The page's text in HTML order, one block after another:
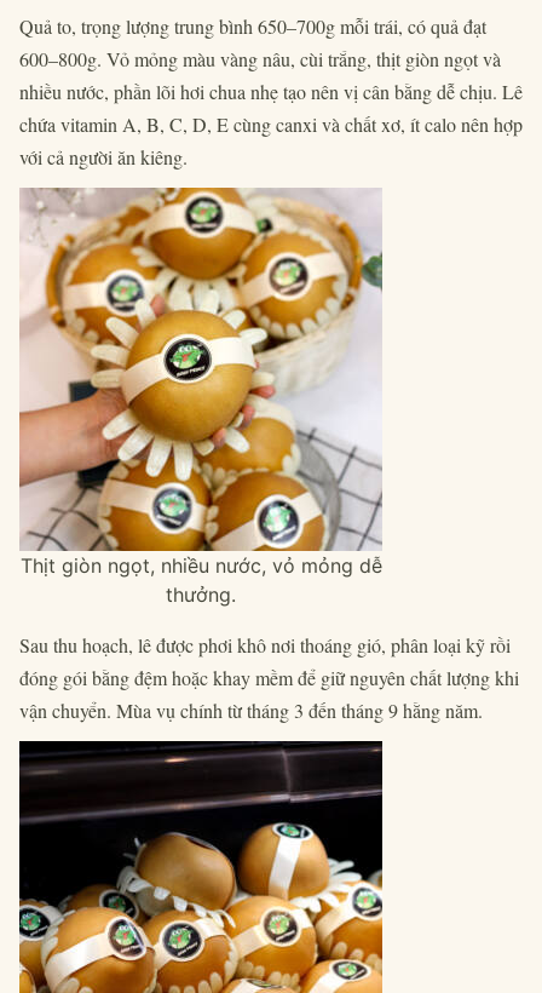
Quả to, trọng lượng trung bình 650–700g mỗi trái, có quả đạt
600–800g. Vỏ mỏng màu vàng nâu, cùi trắng, thịt giòn ngọt và
nhiều nước, phần lõi hơi chua nhẹ tạo nên vị cân bằng dễ chịu. Lê
chứa vitamin A, B, C, D, E cùng canxi và chất xơ, ít calo nên hợp
với cả người ăn kiêng.
Thịt giòn ngọt, nhiều nước, vỏ mỏng dễ
thưởng.
Sau thu hoạch, lê được phơi khô nơi thoáng gió, phân loại kỹ rồi
đóng gói bằng đệm hoặc khay mềm để giữ nguyên chất lượng khi
vận chuyển. Mùa vụ chính từ tháng 3 đến tháng 9 hằng năm.